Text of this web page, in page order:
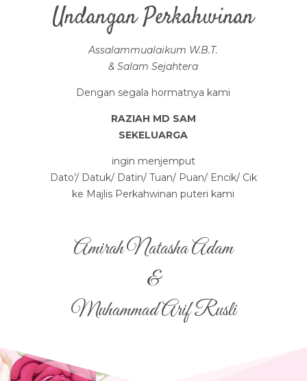
Undangan Perkahwinan
Assalammualaikum W.B.T.
& Salam Sejahtera
Dengan segala hormatnya kami
RAZIAH MD SAM
SEKELUARGA
ingin menjemput
Dato’/ Datuk/ Datin/ Tuan/ Puan/ Encik/ Cik
ke Majlis Perkahwinan puteri kami
Amirah Natasha Adam
&
Muhammad Arif Rusli